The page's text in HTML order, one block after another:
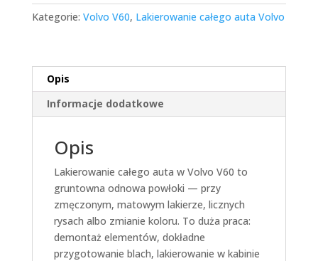
Kategorie: Volvo V60, Lakierowanie całego auta Volvo
Opis
Informacje dodatkowe
Opis
Lakierowanie całego auta w Volvo V60 to
gruntowna odnowa powłoki — przy
zmęczonym, matowym lakierze, licznych
rysach albo zmianie koloru. To duża praca:
demontaż elementów, dokładne
przygotowanie blach, lakierowanie w kabinie